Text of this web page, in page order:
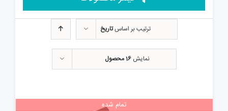
ترتیب بر اساستاریخ
نمایش16 محصول
تمام شده